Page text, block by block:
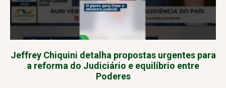
Jeffrey Chiquini detalha propostas urgentes para
a reforma do Judiciário e equilíbrio entre
Poderes